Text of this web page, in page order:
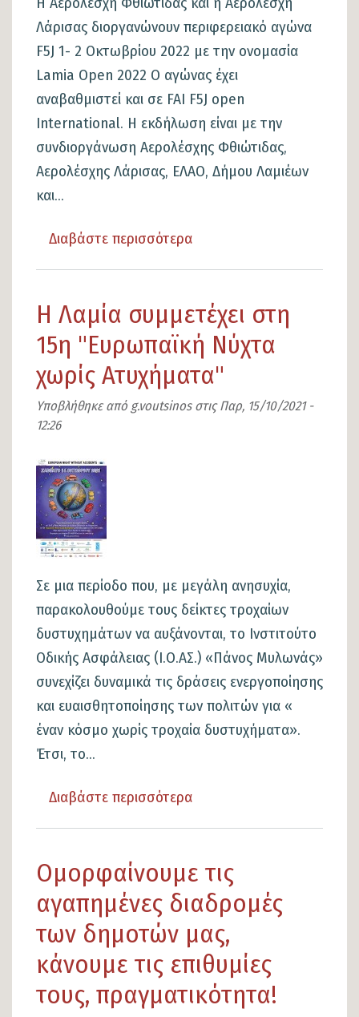
Λάρισας διοργανώνουν περιφερειακό αγώνα
F5J 1- 2 Οκτωβρίου 2022 με την ονομασία
Lamia Οpen 2022 Ο αγώνας έχει
αναβαθμιστεί και σε FAI F5J open
International. Η εκδήλωση είναι με την
συνδιοργάνωση Αερολέσχης Φθιώτιδας,
Αερολέσχης Λάρισας, ΕΛΑΟ, Δήμου Λαμιέων
και...
Διαβάστε περισσότερα
αγώνας
F5J
1-
2
Οκτωβρίου
2022
Η Λαμία συμμετέχει στη
15η "Ευρωπαϊκή Νύχτα
χωρίς Ατυχήματα"
Υποβλήθηκε από g.voutsinosστιςΠαρ, 15/10/2021 -
12:26
Εικόνα
Σε μια περίοδο που, με μεγάλη ανησυχία,
παρακολουθούμε τους δείκτες τροχαίων
δυστυχημάτων να αυξάνονται, το Ινστιτούτο
Οδικής Ασφάλειας (Ι.Ο.ΑΣ.) «Πάνος Μυλωνάς»
συνεχίζει δυναμικά τις δράσεις ενεργοποίησης
και ευαισθητοποίησης των πολιτών για «
έναν κόσμο χωρίς τροχαία δυστυχήματα».
Έτσι, το...
Διαβάστε περισσότερα
Λαμία
συμμετέχει
στη
15η
"Ευρωπαϊκή
Νύχτα
Ομορφαίνουμε τις
αγαπημένες διαδρομές
των δημοτών μας,
κάνουμε τις επιθυμίες
τους, πραγματικότητα!